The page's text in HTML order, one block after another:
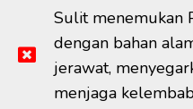
Sulit menemukan
dengan bahan
jerawat,
menjaga